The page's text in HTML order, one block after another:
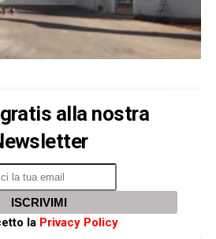
alla nostra
ISCRIVIMI
la Privacy Policy